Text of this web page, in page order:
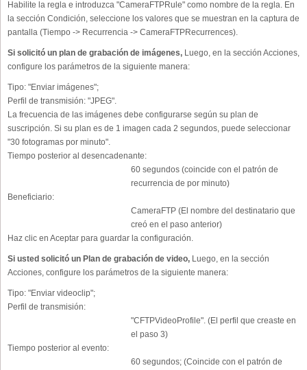
Habilite la regla e introduzca "CameraFTPRule" como nombre de la regla. En
la sección Condición, seleccione los valores que se muestran en la captura de
pantalla (Tiempo -> Recurrencia -> CameraFTPRecurrences).
Si solicitó un plan de grabación de imágenes, Luego, en la sección Acciones,
configure los parámetros de la siguiente manera:
Tipo: "Enviar imágenes";
Perfil de transmisión: "JPEG".
La frecuencia de las imágenes debe configurarse según su plan de
suscripción. Si su plan es de 1 imagen cada 2 segundos, puede seleccionar
"30 fotogramas por minuto".
Tiempo posterior al desencadenante:
60 segundos (coincide con el patrón de
recurrencia de por minuto)
Beneficiario:
CameraFTP (El nombre del destinatario que
creó en el paso anterior)
Haz clic en Aceptar para guardar la configuración.
Si usted solicitó un Plan de grabación de video, Luego, en la sección
Acciones, configure los parámetros de la siguiente manera:
Tipo: "Enviar videoclip";
Perfil de transmisión:
"CFTPVideoProfile". (El perfil que creaste en
el paso 3)
Tiempo posterior al evento:
60 segundos; (Coincide con el patrón de